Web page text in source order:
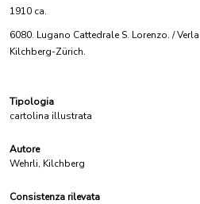
1910 ca.
6080. Lugano Cattedrale S. Lorenzo. /
Kilchberg-Zürich.
Tipologia
cartolina illustrata
Autore
Wehrli, Kilchberg
Consistenza rilevata